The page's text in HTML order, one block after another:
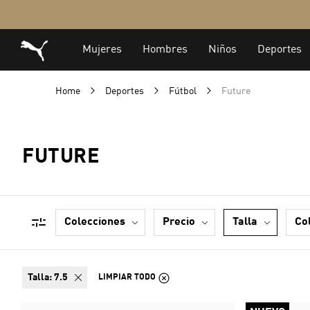
Home Deportes Fútbol Future
FUTURE
colecciones precio talla
talla: 7.5 LIMPIAR TODO